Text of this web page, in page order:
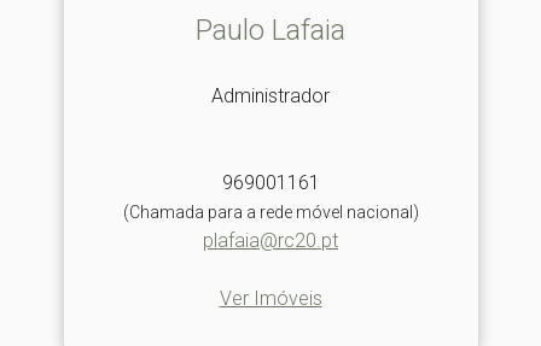
Paulo Lafaia
Administrador
969001161
(Chamada para a rede móvel nacional)
plafaia@rc20.pt
Ver Imóveis